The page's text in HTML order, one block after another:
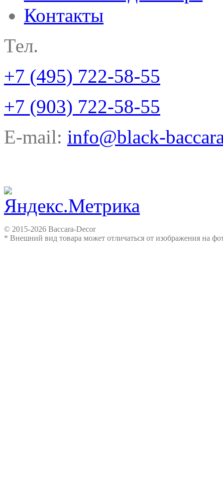
Контакты
Тел.
+7 (495) 722-58-55
+7 (903) 722-58-55
E-mail: info@black-
© 2015-2026 Baccara-Decor
* Внешний вид товара может отличаться от изображения на